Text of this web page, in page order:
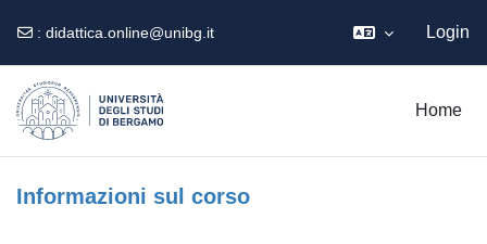
: didattica.online@unibg.it Login
Home
Informazioni sul corso